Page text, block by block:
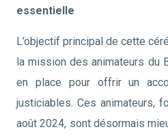
essentielle
L’objectif principal de cette
la mission des animateurs du
en place pour offrir un
justiciables. Ces animateurs,
août 2024, sont désormais